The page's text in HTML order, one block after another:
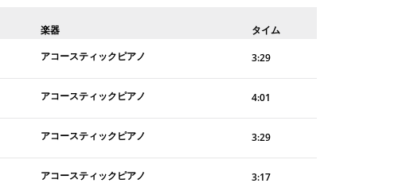
楽器 タイム
アコースティックピアノ 3:29
アコースティックピアノ 4:01
アコースティックピアノ 3:29
アコースティックピアノ 3:17